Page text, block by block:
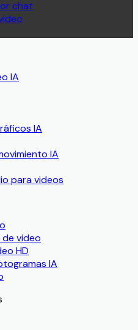
chat
IA
IA
IA
para videos
video
HD
IA